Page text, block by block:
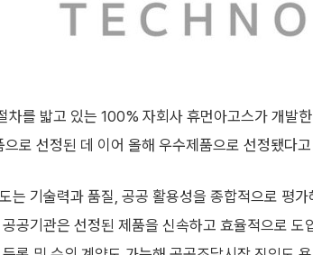
차를 밟고 있는 100% 자회사 휴먼아고스가 개발
로 선정된 데 이어 올해 우수제품으로 선정됐다고
는 기술력과 품질, 공공 활용성을 종합적으로 평가
공기관은 선정된 제품을 신속하고 효율적으로 도